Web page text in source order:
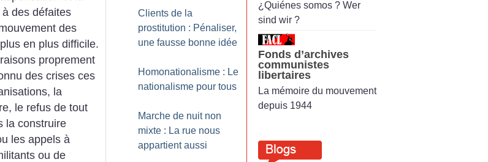
des défaites
des
en plus difficile.
proprement
des crises ces
la
le refus de tout
la construire
les appels à
ou de
Clients de la
prostitution : Pénaliser,
une fausse bonne idée
Homonationalisme : Le
nationalisme pour tous
Marche de nuit non
mixte : La rue nous
appartient aussi
¿Quiénes somos ? Wer
sind wir ?
Fonds d’archives
communistes
libertaires
La mémoire du mouvement
depuis 1944